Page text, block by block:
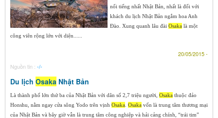
nổi tiếng nhất Nhật Bản, nhất là đối với
khách du lịch Nhật Bản ngắm hoa Anh
Đào. Xung quanh lâu đài Osaka là một
công viên rộng lớn với diện......
20/05/2015 -
Nguồn tin : -/-
Du lịch Osaka Nhật Bản
Là thành phố lớn thứ ba của Nhật Bản với dân số 2,7 triệu người, Osaka thuộc đảo
Honshu, nằm ngay cửa sông Yodo trên vịnh Osaka Osaka vốn là trung tâm thương mại
của Nhật Bản và bây giờ vẫn là trung tâm công nghiệp và hải cảng chính, “trái tim”